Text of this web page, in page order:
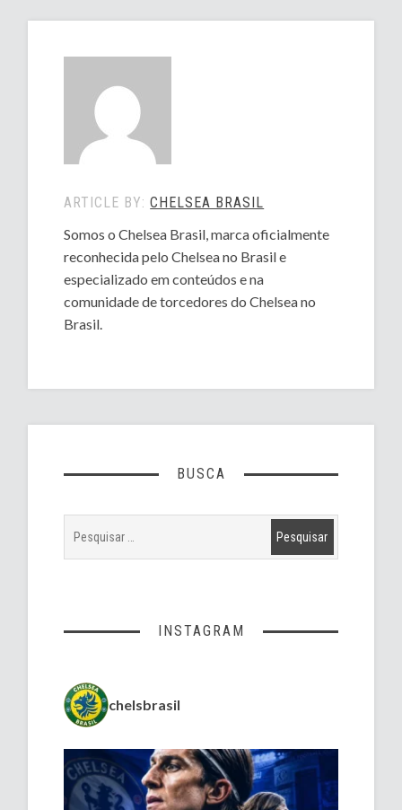
ARTICLE BY:CHELSEA BRASIL
Somos o Chelsea Brasil, marca oficialmente
reconhecida pelo Chelsea no Brasil e
especializado em conteúdos e na
comunidade de torcedores do Chelsea no
Brasil.
BUSCA
INSTAGRAM
chelsbrasil